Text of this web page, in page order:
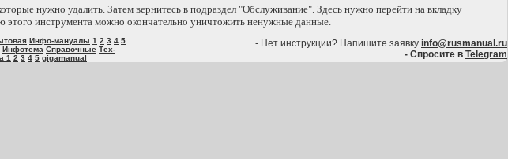
нужно удалить. Затем вернитесь в подраздел "Обслуживание". Здесь нужно перейти на вкладку
инструмента можно окончательно уничтожить ненужные данные.
Инфо-мануалы 1 2 3 4 5
Инфотема Справочные Тех-
1 2 3 4 5 gigamanual
- Нет инструкции? Напишите заявку info@rusmanual.ru
- Спросите в Telegram